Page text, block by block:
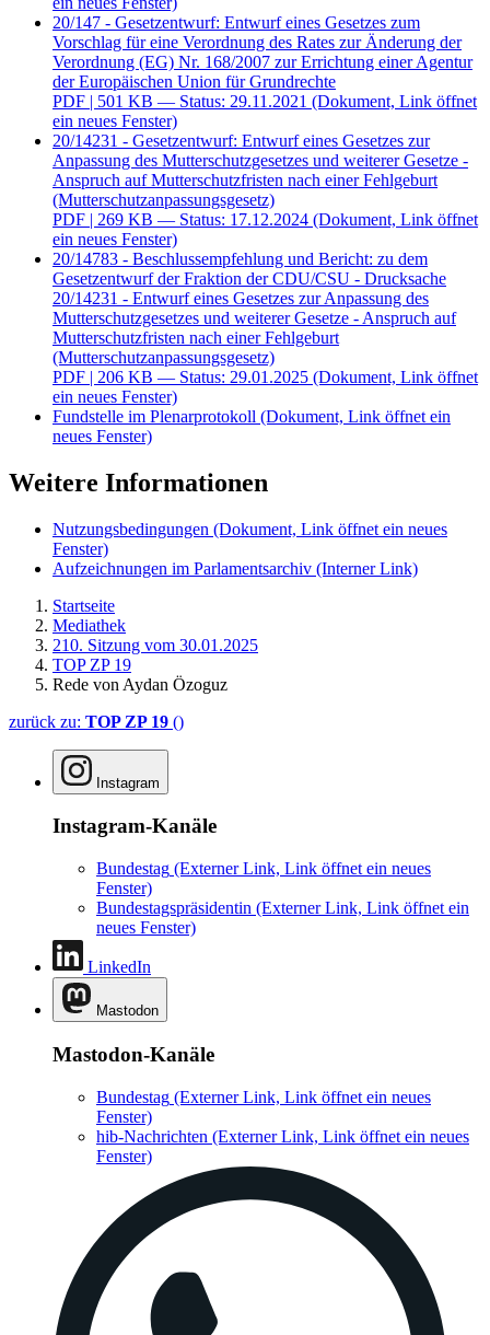
20/147 - Gesetzentwurf: Entwurf eines Gesetzes zum
Vorschlag für eine Verordnung des Rates zur Änderung der
Verordnung (EG) Nr. 168/2007 zur Errichtung einer Agentur
der Europäischen Union für Grundrechte
PDF | 501 KB — Status: 29.11.2021 (Dokument, Link öffnet
ein neues Fenster)
20/14231 - Gesetzentwurf: Entwurf eines Gesetzes zur
Anpassung des Mutterschutzgesetzes und weiterer Gesetze -
Anspruch auf Mutterschutzfristen nach einer Fehlgeburt
(Mutterschutzanpassungsgesetz)
PDF | 269 KB — Status: 17.12.2024 (Dokument, Link öffnet
ein neues Fenster)
20/14783 - Beschlussempfehlung und Bericht: zu dem
Gesetzentwurf der Fraktion der CDU/CSU - Drucksache
20/14231 - Entwurf eines Gesetzes zur Anpassung des
Mutterschutzgesetzes und weiterer Gesetze - Anspruch auf
Mutterschutzfristen nach einer Fehlgeburt
(Mutterschutzanpassungsgesetz)
PDF | 206 KB — Status: 29.01.2025 (Dokument, Link öffnet
ein neues Fenster)
Fundstelle im Plenarprotokoll (Dokument, Link öffnet ein
neues Fenster)
Weitere Informationen
Nutzungsbedingungen (Dokument, Link öffnet ein neues
Fenster)
Aufzeichnungen im Parlamentsarchiv (Interner Link)
Startseite
Mediathek
210. Sitzung vom 30.01.2025
TOP ZP 19
Rede von Aydan Özoguz
zurück zu: TOP ZP 19 ()
Instagram
Instagram-Kanäle
Bundestag (Externer Link, Link öffnet ein neues
Fenster)
Bundestagspräsidentin (Externer Link, Link öffnet ein
neues Fenster)
LinkedIn
Mastodon
Mastodon-Kanäle
Bundestag (Externer Link, Link öffnet ein neues
Fenster)
hib-Nachrichten (Externer Link, Link öffnet ein neues
Fenster)